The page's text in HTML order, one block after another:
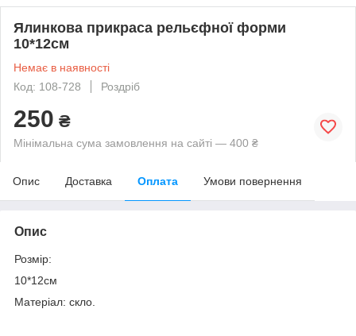
Ялинкова прикраса рельєфної форми
10*12см
Немає в наявності
Код: 108-728
Роздріб
250 ₴
Мінімальна сума замовлення на сайті — 400 ₴
Опис Доставка Оплата Умови повернення
Опис
Розмір:
10*12см
Матеріал: скло.